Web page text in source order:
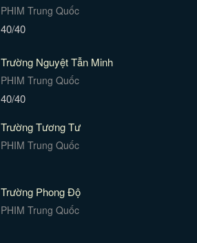
PHIM Trung Quốc
40/40
Trường Nguyệt Tẫn Minh
PHIM Trung Quốc
40/40
Trường Tương Tư
PHIM Trung Quốc
Trường Phong Độ
PHIM Trung Quốc